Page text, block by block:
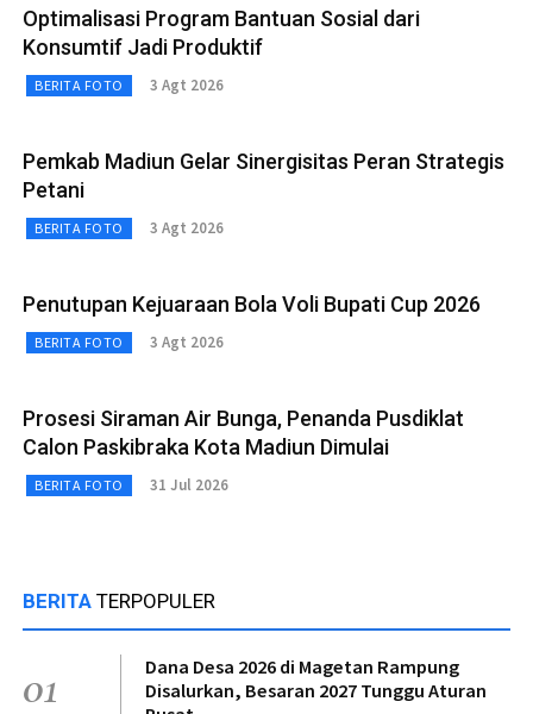
Optimalisasi Program Bantuan Sosial dari
Konsumtif Jadi Produktif
BERITA FOTO 3 Agt 2026
Pemkab Madiun Gelar Sinergisitas Peran Strategis
Petani
BERITA FOTO 3 Agt 2026
Penutupan Kejuaraan Bola Voli Bupati Cup 2026
BERITA FOTO 3 Agt 2026
Prosesi Siraman Air Bunga, Penanda Pusdiklat
Calon Paskibraka Kota Madiun Dimulai
BERITA FOTO 31 Jul 2026
BERITA TERPOPULER
01
Dana Desa 2026 di Magetan Rampung
Disalurkan, Besaran 2027 Tunggu Aturan